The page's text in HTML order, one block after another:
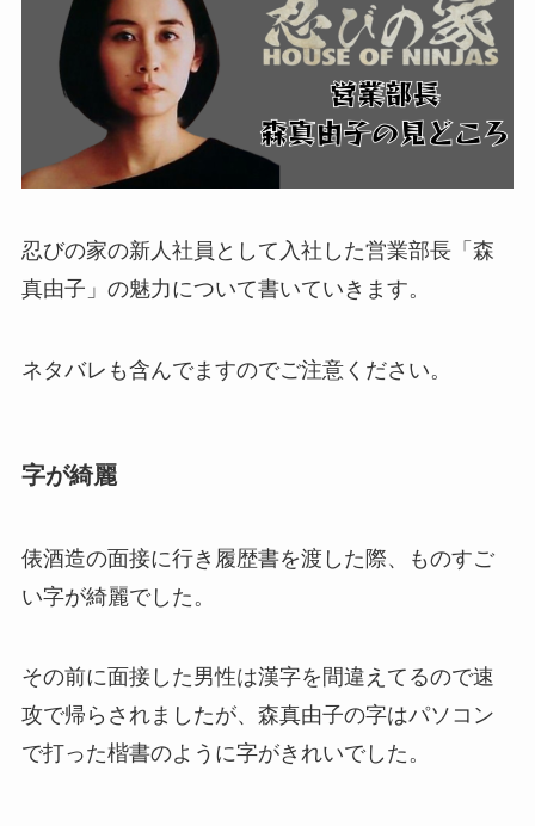
忍びの家の新人社員として入社した営業部長「森
真由子」の魅力について書いていきます。
ネタバレも含んでますのでご注意ください。
字が綺麗
俵酒造の面接に行き履歴書を渡した際、ものすご
い字が綺麗でした。
その前に面接した男性は漢字を間違えてるので速
攻で帰らされましたが、森真由子の字はパソコン
で打った楷書のように字がきれいでした。